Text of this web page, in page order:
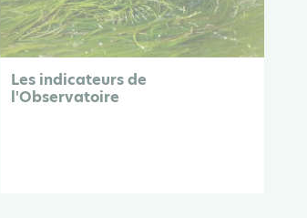
Les indicateurs de
l'Observatoire